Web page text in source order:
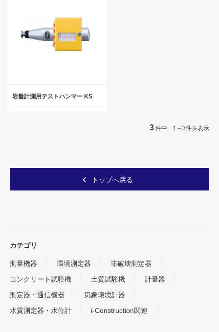
岩盤計測用テストハンマー KS
3 件中 1～3件を表示
トップへ戻る
カテゴリ
測量機器 環境測定器
非破壊測定器
コンクリート試験機
土質試験機
計量器
測定器・通信機器
気象環境計器
水質測定器・水位計
i-Construction関連